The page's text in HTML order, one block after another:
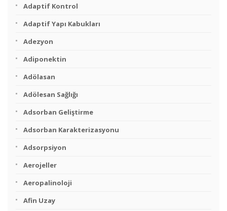
Adaptif Kontrol
Adaptif Yapı Kabukları
Adezyon
Adiponektin
Adölasan
Adölesan Sağlığı
Adsorban Geliştirme
Adsorban Karakterizasyonu
Adsorpsiyon
Aerojeller
Aeropalinoloji
Afin Uzay